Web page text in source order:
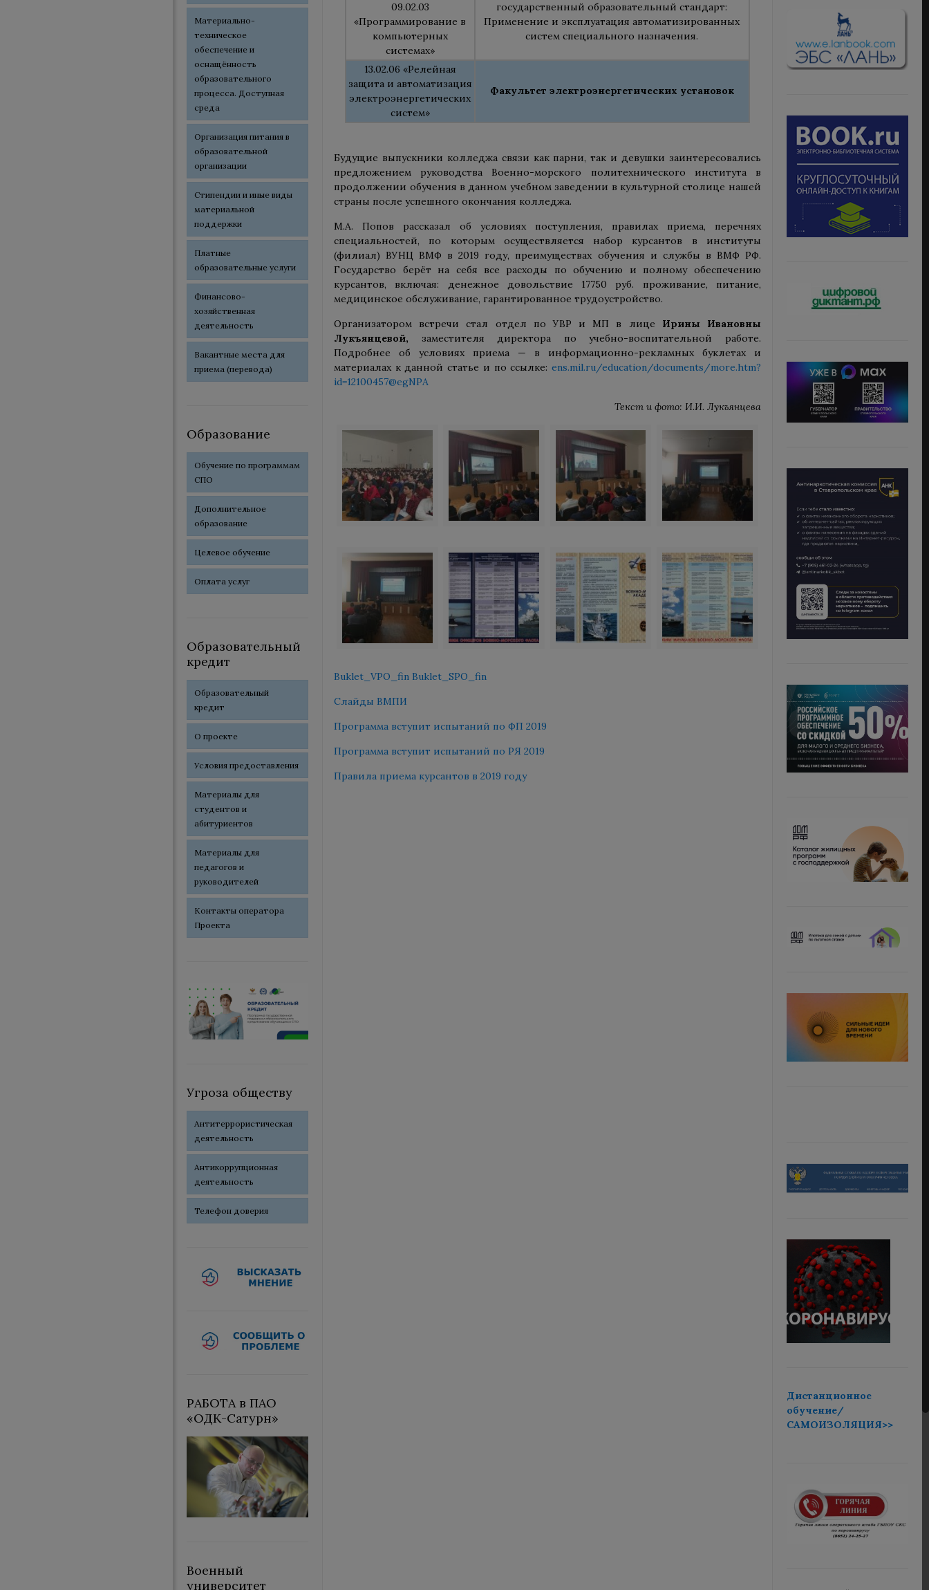
09.02.03
«Программирование в
компьютерных
системах»
государственный образовательный стандарт:
Применение и эксплуатация автоматизированных
систем специального назначения.
13.02.06 «Релейная
защита и автоматизация
электроэнергетических
систем»
Факультет электроэнергетических установок
Будущие выпускники колледжа связи как парни, так и девушки заинтересовались
предложением руководства Военно-морского политехнического института в
продолжении обучения в данном учебном заведении в культурной столице нашей
страны после успешного окончания колледжа.
М.А. Попов рассказал об условиях поступления, правилах приема, перечнях
специальностей, по которым осуществляется набор курсантов в институты
(филиал) ВУНЦ ВМФ в 2019 году, преимуществах обучения и службы в ВМФ РФ.
Государство берёт на себя все расходы по обучению и полному обеспечению
курсантов, включая: денежное довольствие 17750 руб. проживание, питание,
медицинское обслуживание, гарантированное трудоустройство.
Организатором встречи стал отдел по УВР и МП в лице Ирины Ивановны
Лукъянцевой, заместителя директора по учебно-воспитательной работе.
Подробнее об условиях приема — в информационно-рекламных буклетах и
материалах к данной статье и по ссылке: ens.mil.ru/education/documents/more.htm?
id=12100457@egNPA
Текст и фото: И.И. Лукъянцева
Buklet_VPO_fin Buklet_SPO_fin
Слайды ВМПИ
Программа вступит испытаний по ФП 2019
Программа вступит испытаний по РЯ 2019
Правила приема курсантов в 2019 году
Материально-
техническое
обеспечение и
оснащённость
образовательного
процесса. Доступная
среда
Организация питания в
образовательной
организации
Стипендии и иные виды
материальной
поддержки
Платные
образовательные услуги
Финансово-
хозяйственная
деятельность
Вакантные места для
приема (перевода)
Образование
Обучение по программам
СПО
Дополнительное
образование
Целевое обучение
Оплата услуг
Образовательный
кредит
Образовательный
кредит
О проекте
Условия предоставления
Материалы для
студентов и
абитуриентов
Материалы для
педагогов и
руководителей
Контакты оператора
Проекта
Угроза обществу
Антитеррористическая
деятельность
Антикоррупционная
деятельность
Телефон доверия
РАБОТА в ПАО
«ОДК-Сатурн»
Военный
университет
Дистанционное
обучение/
САМОИЗОЛЯЦИЯ>>